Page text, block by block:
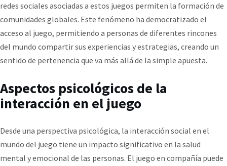
redes sociales asociadas a estos juegos permiten la formación de
comunidades globales. Este fenómeno ha democratizado el
acceso al juego, permitiendo a personas de diferentes rincones
del mundo compartir sus experiencias y estrategias, creando un
sentido de pertenencia que va más allá de la simple apuesta.
Aspectos psicológicos de la
interacción en el juego
Desde una perspectiva psicológica, la interacción social en el
mundo del juego tiene un impacto significativo en la salud
mental y emocional de las personas. El juego en compañía puede